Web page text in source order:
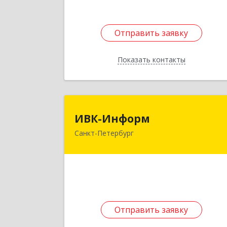
Отправить заявку
Показать контакты
Отправить заявку
ИВК-Информ
Санкт-Петербург
Отправить заявку
196128, Санкт-Петербург г, вн.тер.г.
Отправить заявку